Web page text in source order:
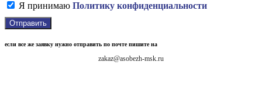
Я принимаю Политику конфиденциальности
Отправить
если все же заявку нужно отправить по почте пишите на
zakaz@asobezh-msk.ru